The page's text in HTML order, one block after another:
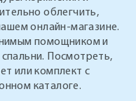
облегчить,
онлайн-магазине.
помощником и
Посмотреть,
или комплект с
каталоге.